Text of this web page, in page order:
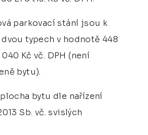
parkovací stání jsou k
typech v hodnotě 448
Kč vč. DPH (není
bytu).
bytu dle nařízení
Sb. vč. svislých